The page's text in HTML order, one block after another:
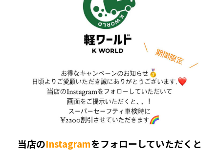
当店のInstagramをフォローしていただくと